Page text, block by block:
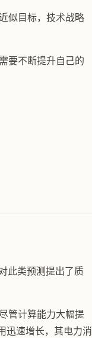
似目标，技术战略
要不断提升自己的
此类预测提出了质
管计算能力大幅提
迅速增长，其电力消